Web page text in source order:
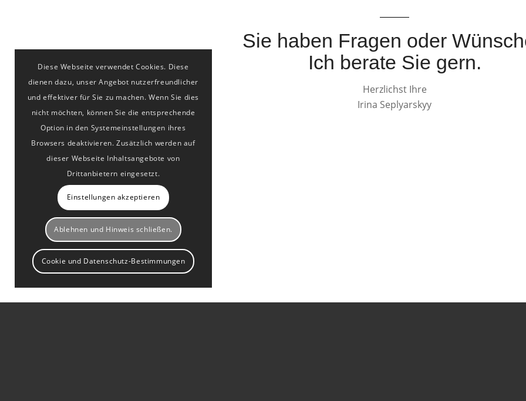
Sie haben Fragen oder
Ich berate Sie gern.
Herzlichst Ihre
Irina Seplyarskyy
Diese Webseite verwendet Cookies. Diese
dienen dazu, unser Angebot nutzerfreundlicher
und effektiver für Sie zu machen. Wenn Sie dies
nicht möchten, können Sie die entsprechende
Option in den Systemeinstellungen ihres
Browsers deaktivieren. Zusätzlich werden auf
dieser Webseite Inhaltsangebote von
Drittanbietern eingesetzt.
Einstellungen akzeptieren
Ablehnen und Hinweis schließen.
Cookie und Datenschutz-Bestimmungen